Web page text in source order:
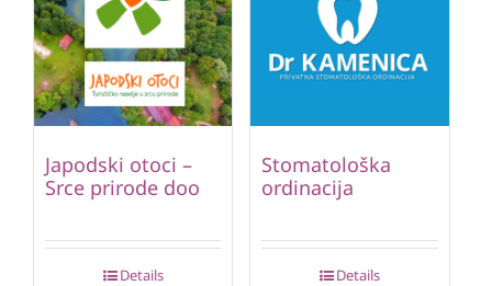
Japodski otoci –
Srce prirode doo
Details
Stomatološka
ordinacija
Details